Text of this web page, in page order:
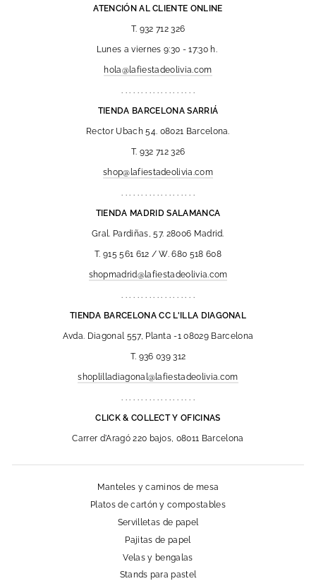
ATENCIÓN AL CLIENTE ONLINE
T. 932 712 326
Lunes a viernes 9:30 - 17:30 h.
hola@lafiestadeolivia.com
TIENDA BARCELONA SARRIÁ
Rector Ubach 54. 08021 Barcelona.
T. 932 712 326
shop@lafiestadeolivia.com
TIENDA MADRID SALAMANCA
Gral. Pardiñas, 57. 28006 Madrid.
T. 915 561 612 / W. 680 518 608
shopmadrid@lafiestadeolivia.com
TIENDA BARCELONA CC L'ILLA DIAGONAL
Avda. Diagonal 557, Planta -1 08029 Barcelona
T. 936 039 312
shoplilladiagonal@lafiestadeolivia.com
CLICK & COLLECT Y OFICINAS
Carrer d'Aragó 220 bajos, 08011 Barcelona
Manteles y caminos de mesa
Platos de cartón y compostables
Servilletas de papel
Pajitas de papel
Velas y bengalas
Stands para pastel